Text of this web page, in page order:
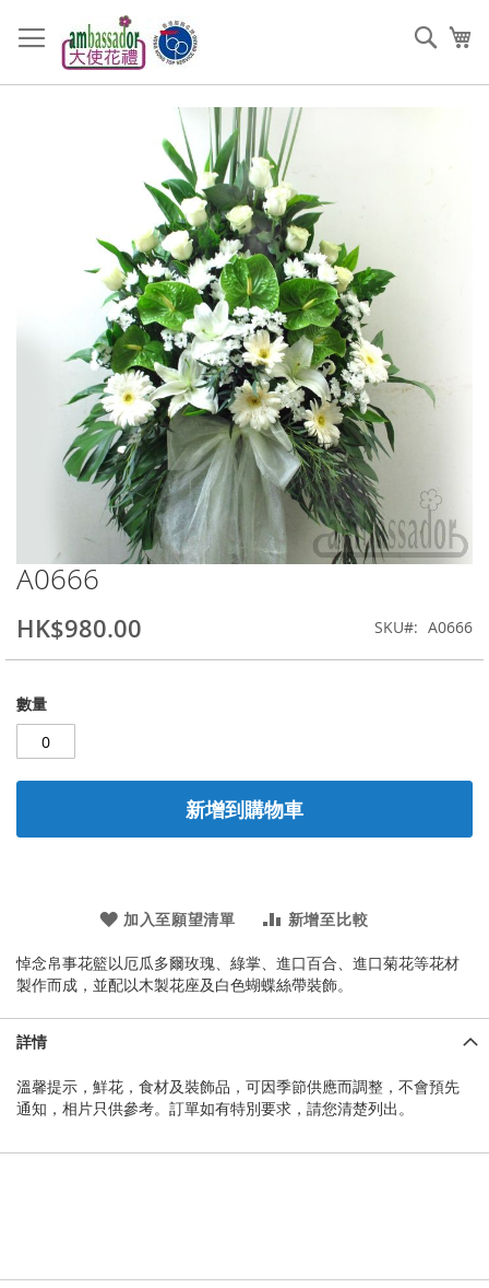
過
到
搜
索
Skip
to
the
beginning
of
images
gallery
A0666
HK$980.00 SKU A0666
數量
新增到購物車
加入至願望清單 新增至比較
悼念帛事花籃以厄瓜多爾玫瑰、綠掌、進口百合、進口菊花等花材
製作而成，並配以木製花座及白色蝴蝶絲帶裝飾。
詳情
溫馨提示，鮮花，食材及裝飾品，可因季節供應而調整，不會預先
通知，相片只供參考。訂單如有特別要求，請您清楚列出。